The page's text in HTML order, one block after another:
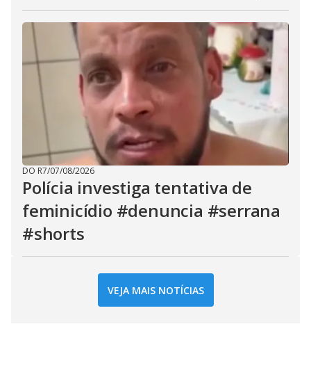
DO R7/07/08/2026
Polícia investiga tentativa de
feminicídio #denuncia #serrana
#shorts
VEJA MAIS NOTÍCIAS